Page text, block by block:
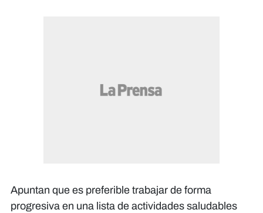
Apuntan que es preferible trabajar de forma
progresiva en una lista de actividades saludables